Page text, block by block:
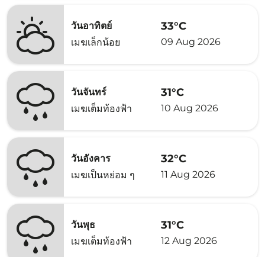
วันอาทิตย์
เมฆเล็กน้อย
33°C
09 Aug 2026
วันจันทร์
เมฆเต็มท้องฟ้า
31°C
10 Aug 2026
วันอังคาร
เมฆเป็นหย่อม ๆ
32°C
11 Aug 2026
วันพุธ
เมฆเต็มท้องฟ้า
31°C
12 Aug 2026